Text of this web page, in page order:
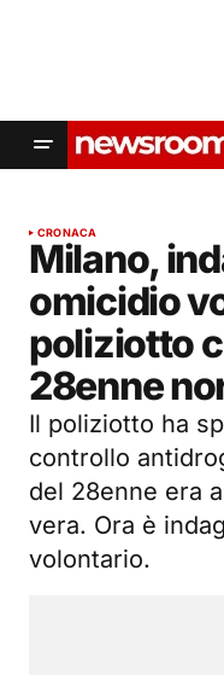
CRONACA
Milano,
omicidio
poliziotto
28enne
Il poliziotto ha
controllo
del 28enne era
vera. Ora è
volontario.